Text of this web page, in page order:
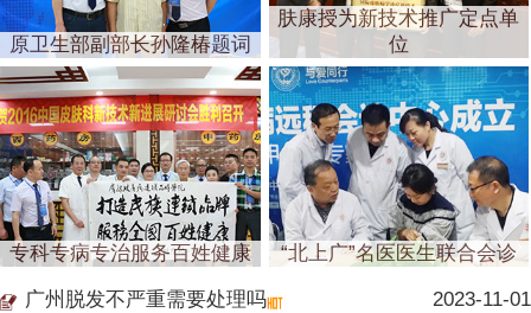
原卫生部副部长孙隆椿题词
肤康授为新技术推广定点单
位
专科专病专治服务百姓健康 “北上广”名医医生联合会诊
广州脱发不严重需要处理吗 2023-11-01